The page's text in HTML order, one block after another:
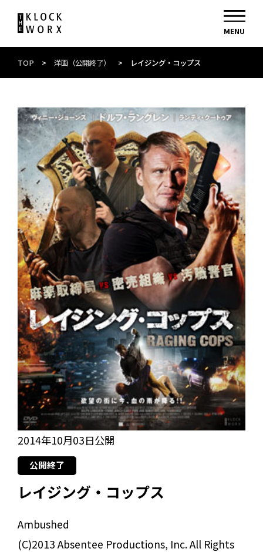
TOP > 洋画（公開終了） > レイジング・コップス
2014年10月03日公開
公開終了
レイジング・コップス
Ambushed
(C)2013 Absentee Productions, Inc. All Rights